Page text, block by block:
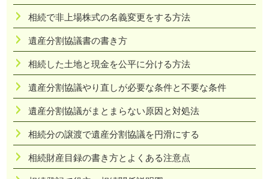
相続で非上場株式の名義変更をする方法
遺産分割協議書の書き方
相続した土地と現金を公平に分ける方法
遺産分割協議やり直しが必要な条件と不要な条件
遺産分割協議がまとまらない原因と対処法
相続分の譲渡で遺産分割協議を円滑にする
相続財産目録の書き方とよくある注意点